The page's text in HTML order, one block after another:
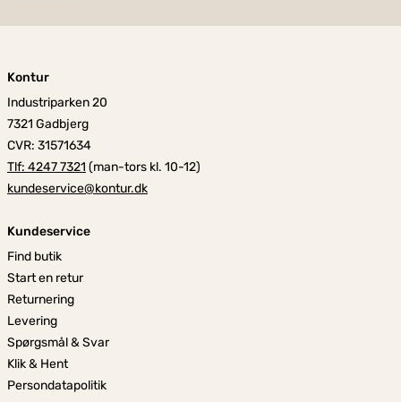
Kontur
Industriparken 20
7321 Gadbjerg
CVR: 31571634
Tlf: 4247 7321 (man-tors kl. 10-12)
kundeservice@kontur.dk
Kundeservice
Find butik
Start en retur
Returnering
Levering
Spørgsmål & Svar
Klik & Hent
Persondatapolitik